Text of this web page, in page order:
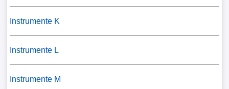
Instrumente K
Instrumente L
Instrumente M